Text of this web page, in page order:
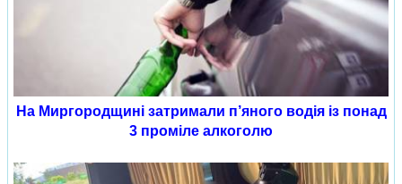
На Миргородщині затримали п’яного водія із понад
3 проміле алкоголю